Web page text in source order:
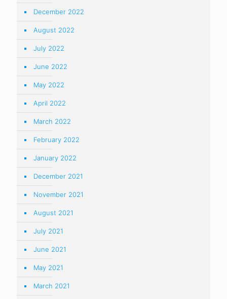
December 2022
August 2022
July 2022
June 2022
May 2022
April 2022
March 2022
February 2022
January 2022
December 2021
November 2021
August 2021
July 2021
June 2021
May 2021
March 2021